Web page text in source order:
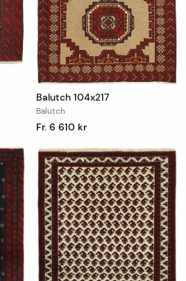
Balutch 104x217
Balutch
Fr. 6 610 kr